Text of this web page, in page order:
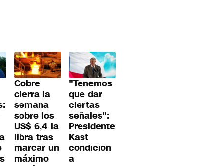
Cobre
cierra la
semana
sobre los
US$ 6,4 la
libra tras
marcar un
máximo
"Tenemos
que dar
ciertas
señales":
Presidente
Kast
condicion
a